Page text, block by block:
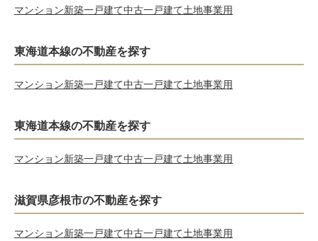
マンション新築一戸建て中古一戸建て土地事業用
東海道本線の不動産を探す
マンション新築一戸建て中古一戸建て土地事業用
東海道本線の不動産を探す
マンション新築一戸建て中古一戸建て土地事業用
滋賀県彦根市の不動産を探す
マンション新築一戸建て中古一戸建て土地事業用